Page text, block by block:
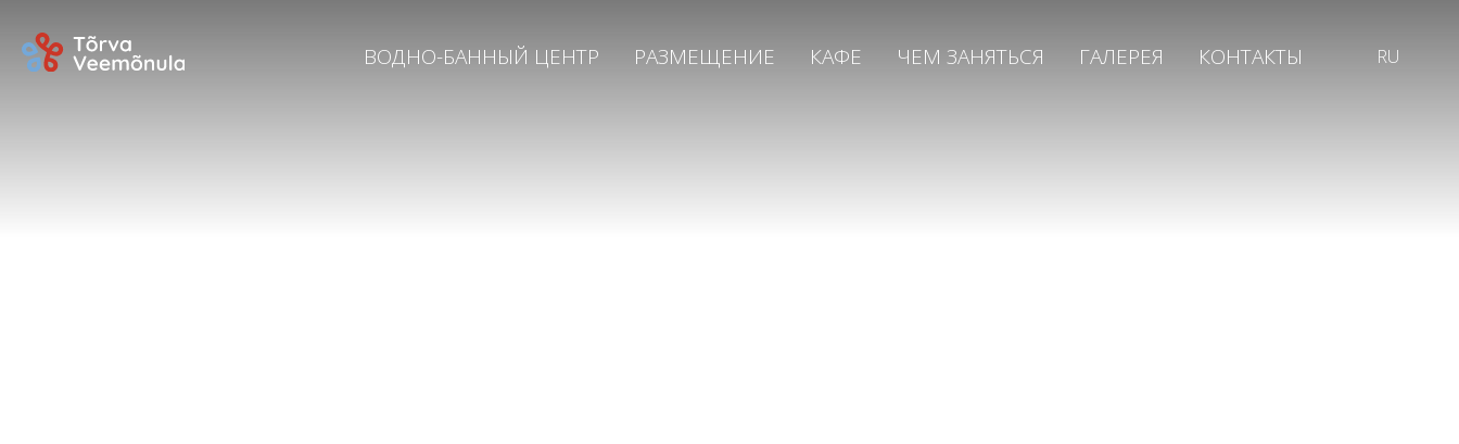
ВОДНО-БАННЫЙ ЦЕНТР РАЗМЕЩЕНИЕ КАФЕ ЧЕМ ЗАНЯТЬСЯ ГАЛЕРЕЯ КОНТАКТЫ RU